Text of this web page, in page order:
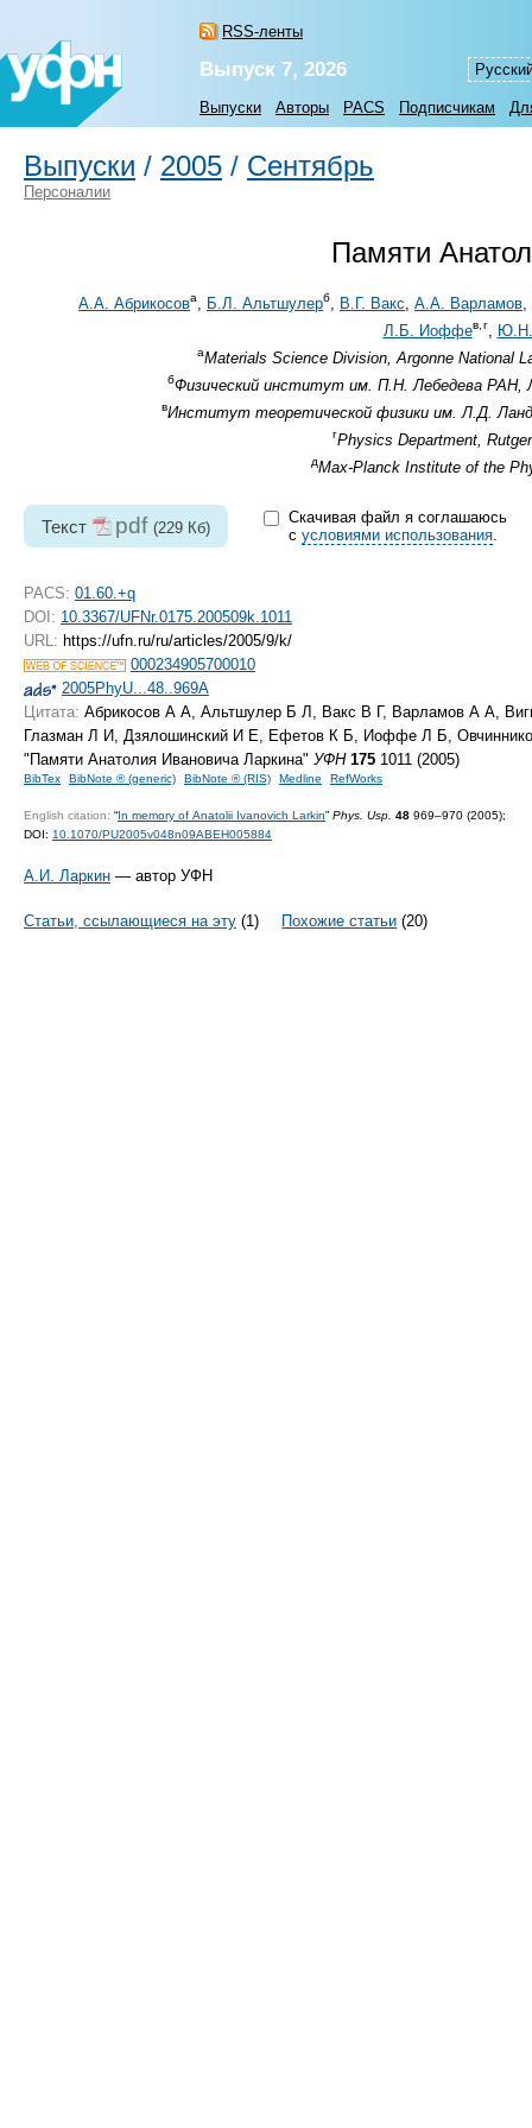
RSS-ленты
Выпуск 7, 2026
Выпуски Авторы PACS Подписчикам
Выпуски / 2005 / Сентябрь
Персоналии
Памяти
А.А. Абрикосова, Б.Л. Альтшулерб, В.Г. Вакс, А.А. Варламов,
Л.Б. Иоффев, г, Ю.Н.
аMaterials Science Division, Argonne National
бФизический институт им. П.Н. Лебедева РАН,
вИнститут теоретической физики им. Л.Д.
гPhysics Department,
дMax-Planck Institute of the
Текст pdf (229 Кб)
Скачивая файл я соглашаюсь
с условиями использования.
PACS: 01.60.+q
DOI: 10.3367/UFNr.0175.200509k.1011
URL: https://ufn.ru/ru/articles/2005/9/k/
000234905700010
2005PhyU...48..969A
Цитата: Абрикосов А А, Альтшулер Б Л, Вакс В Г, Варламов А А,
Глазман Л И, Дзялошинский И Е, Ефетов К Б, Иоффе Л Б,
"Памяти Анатолия Ивановича Ларкина" УФН 175 1011 (2005)
BibTex BibNote ® (generic) BibNote ® (RIS) Medline RefWorks
English citation: “In memory of Anatolii Ivanovich Larkin” Phys. Usp. 48 969–970 (2005);
DOI: 10.1070/PU2005v048n09ABEH005884
А.И. Ларкин — автор УФН
Статьи, ссылающиеся на эту (1) Похожие статьи (20)